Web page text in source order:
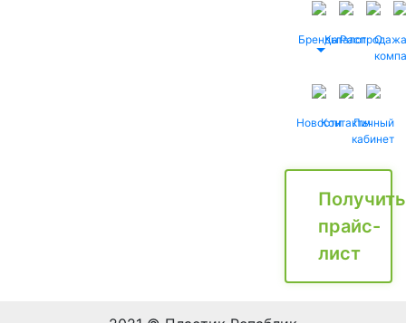
БрендыКаталог
Распродажа
О
НовостиКонтактыЛичный
кабинет
Получить
прайс-
лист